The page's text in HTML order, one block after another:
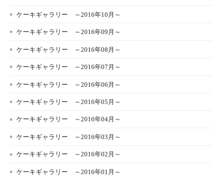
ケーキギャラリー ～2016年10月～
ケーキギャラリー ～2016年09月～
ケーキギャラリー ～2016年08月～
ケーキギャラリー ～2016年07月～
ケーキギャラリー ～2016年06月～
ケーキギャラリー ～2016年05月～
ケーキギャラリー ～2016年04月～
ケーキギャラリー ～2016年03月～
ケーキギャラリー ～2016年02月～
ケーキギャラリー ～2016年01月～